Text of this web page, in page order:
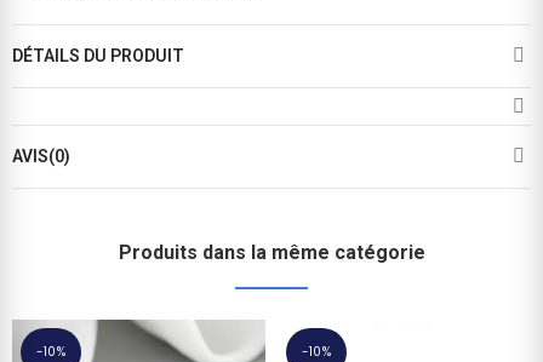
DÉTAILS DU PRODUIT
AVIS(0)
Produits dans la même catégorie
-10% -10%